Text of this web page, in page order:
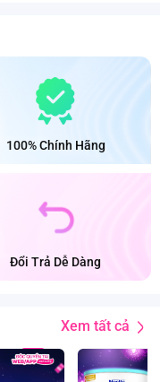
100% Chính Hãng
Đổi Trả Dễ Dàng
Xem tất cả